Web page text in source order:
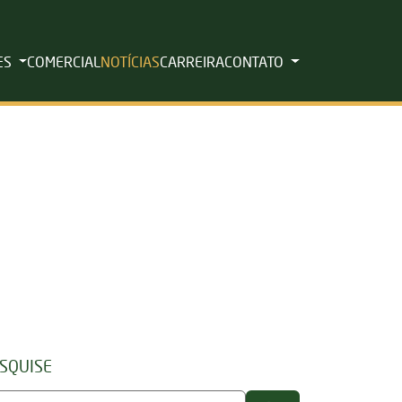
COMERCIAL NOTÍCIASCARREIRACONTATO